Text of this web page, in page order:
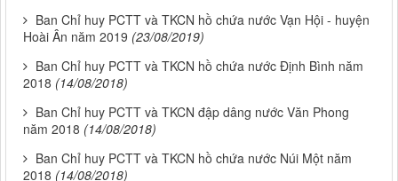
Ban Chỉ huy PCTT và TKCN hồ chứa nước Vạn Hội - huyện
Hoài Ân năm 2019 (23/08/2019)
Ban Chỉ huy PCTT và TKCN hồ chứa nước Định Bình năm
2018 (14/08/2018)
Ban Chỉ huy PCTT và TKCN đập dâng nước Văn Phong
năm 2018 (14/08/2018)
Ban Chỉ huy PCTT và TKCN hồ chứa nước Núi Một năm
2018 (14/08/2018)